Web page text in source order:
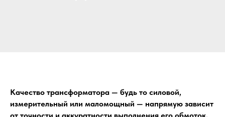
Качество трансформатора — будь то силовой,
измерительный или маломощный — напрямую зависит